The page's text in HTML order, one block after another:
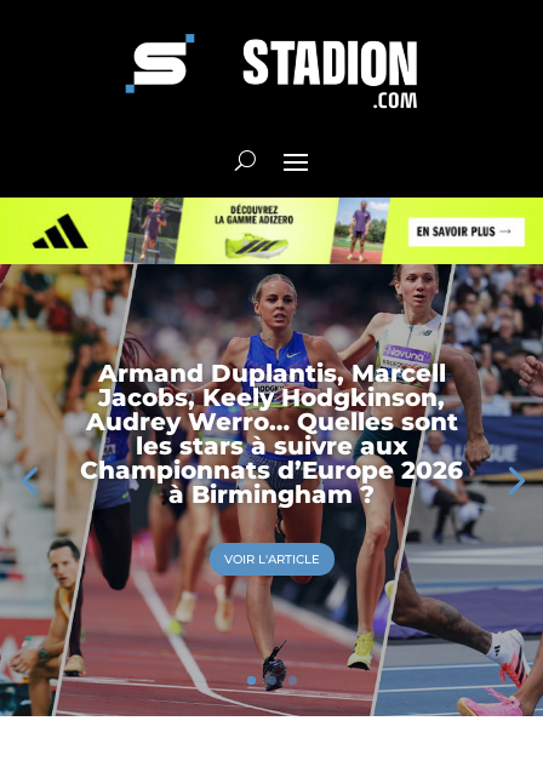
Armand Duplantis, Marcell
Jacobs, Keely Hodgkinson,
Audrey Werro… Quelles sont
les stars à suivre aux
Championnats d’Europe 2026
à Birmingham ?
VOIR L'ARTICLE